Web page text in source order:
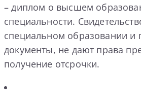
– диплом о высшем
специальности.
специальном образовании и
документы, не дают права
получение отсрочки.